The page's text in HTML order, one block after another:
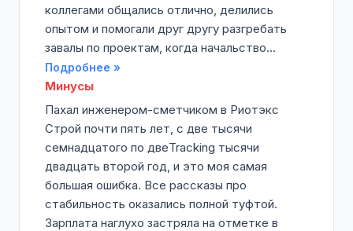
коллегами общались отлично, делились
опытом и помогали друг другу разгребать
завалы по проектам, когда начальство...
Подробнее »
Минусы
Пахал инженером-сметчиком в Риотэкс
Строй почти пять лет, с две тысячи
семнадцатого по двеTracking тысячи
двадцать второй год, и это моя самая
большая ошибка. Все рассказы про
стабильность оказались полной туфтой.
Зарплата наглухо застряла на отметке в